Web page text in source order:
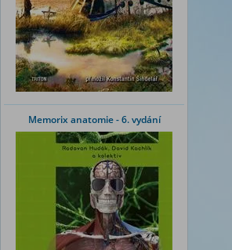
Memorix anatomie - 6. vydání